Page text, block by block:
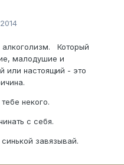
алкоголизм. Который
малодушие и
или настоящий - это
некого.
с себя.
завязывай.